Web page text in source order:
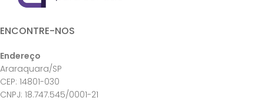
ENCONTRE-NOS
Endereço
Araraquara/SP
CEP: 14801-030
CNPJ: 18.747.545/0001-21